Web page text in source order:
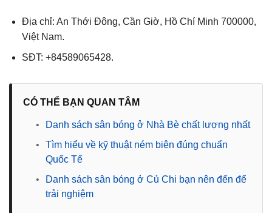
Địa chỉ: An Thới Đông, Cần Giờ, Hồ Chí Minh 700000,
Việt Nam.
SĐT: +84589065428.
CÓ THỂ BẠN QUAN TÂM
•
Danh sách sân bóng ở Nhà Bè chất lượng nhất
•
Tìm hiểu về kỹ thuật ném biên đúng chuẩn
Quốc Tế
•
Danh sách sân bóng ở Củ Chi bạn nên đến để
trải nghiệm